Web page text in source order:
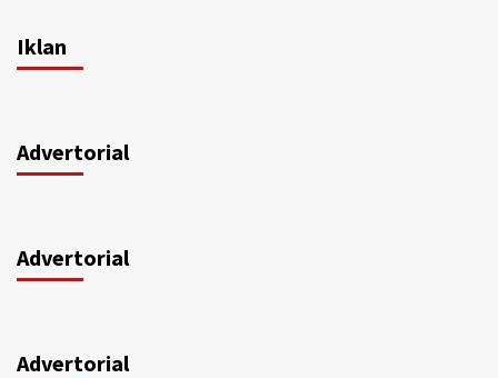
Iklan
Advertorial
Advertorial
Advertorial